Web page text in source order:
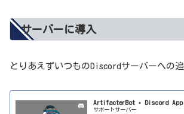
サーバーに導入
とりあえずいつものDiscordサーバーへの
ArtifacterBot • Discord App
サポートサーバー